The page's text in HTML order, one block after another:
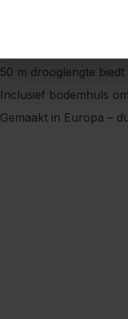
Easy Close Comfort
50 m drooglengte
Inclusief bodemhuls
Gemaakt in Europa –